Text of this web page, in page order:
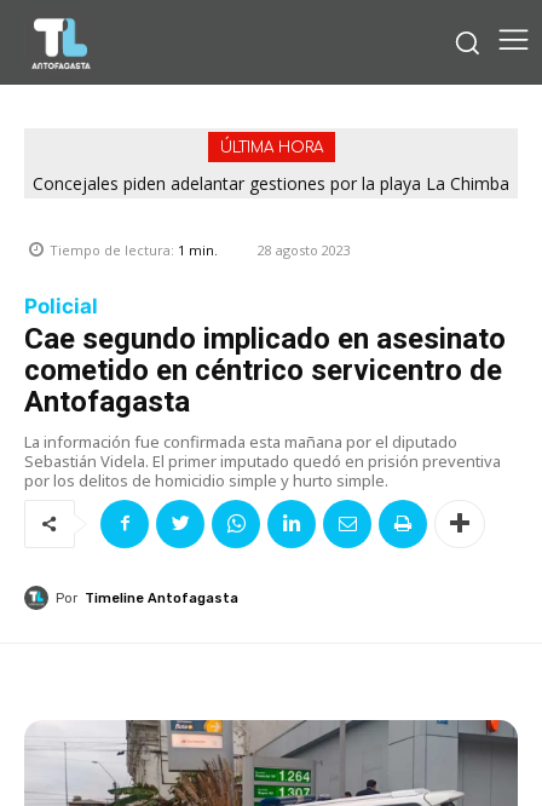
ÚLTIMA HORA
Concejales piden adelantar gestiones por la playa La Chimba
Tiempo de lectura: 1 min. 28 agosto 2023
Policial
Cae segundo implicado en asesinato
cometido en céntrico servicentro de
Antofagasta
La información fue confirmada esta mañana por el diputado
Sebastián Videla. El primer imputado quedó en prisión preventiva
por los delitos de homicidio simple y hurto simple.
Por Timeline Antofagasta